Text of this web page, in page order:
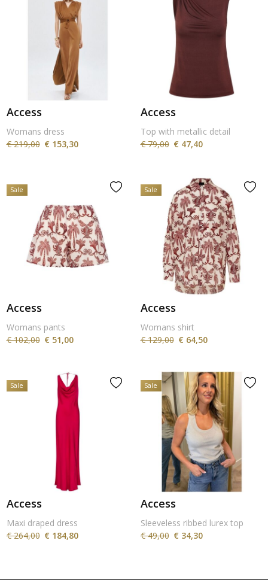
Access
Womans dress
€ 219,00 € 153,30
Access
Top with metallic detail
€ 79,00 € 47,40
Sale
Access
Womans pants
€ 102,00 € 51,00
Sale
Access
Womans shirt
€ 129,00 € 64,50
Sale
Access
Maxi draped dress
€ 264,00 € 184,80
Sale
Access
Sleeveless ribbed lurex top
€ 49,00 € 34,30